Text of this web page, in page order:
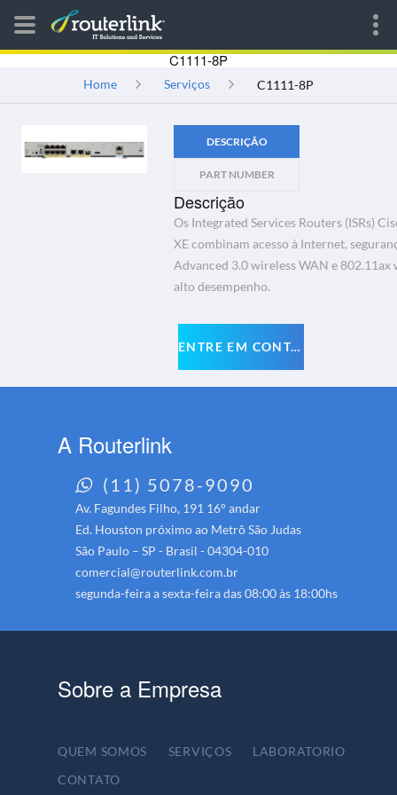
C1111-8P
Home Serviços C1111-8P
DESCRIÇÃO
PART NUMBER
Descrição
Os Integrated Services Routers (ISRs)
XE combinam acesso à Internet,
Advanced 3.0 wireless WAN e
alto desempenho.
ENTRE EM CONTATO
A Routerlink
(11) 5078-9090
Av. Fagundes Filho, 191 16° andar
Ed. Houston próximo ao Metrô São Judas
São Paulo – SP - Brasil - 04304-010
comercial@routerlink.com.br
segunda-feira a sexta-feira das 08:00 às 18:00hs
Sobre a Empresa
QUEM SOMOS SERVIÇOS
LABORATORIO
CONTATO